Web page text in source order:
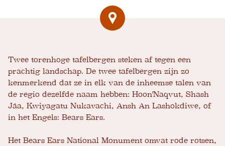
Twee torenhoge tafelbergen steken af ​​tegen een
prachtig landschap. De twee tafelbergen zijn zo
kenmerkend dat ze in elk van de inheemse talen van
de regio dezelfde naam hebben: Hoon'Naqvut, Shash
Jáa, Kwiyagatu Nukavachi, Ansh An Lashokdiwe, of
in het Engels: Bears Ears.
Het Bears Ears National Monument omvat rode rotsen,